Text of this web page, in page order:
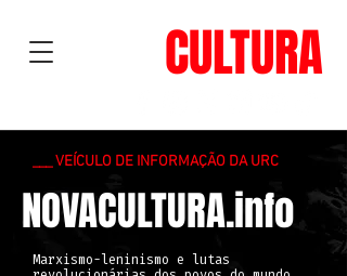
CULTURA
___ VEÍCULO DE INFORMAÇÃO DA URC
NOVACULTURA.info
Marxismo-leninismo e lutas